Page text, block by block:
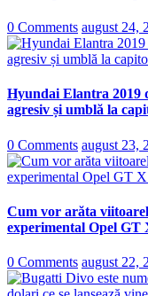
0 Comments august 24,
Hyundai Elantra 2019
agresiv și umblă la
0 Comments august 23,
Cum vor arăta
experimental Opel GT
0 Comments august 22,